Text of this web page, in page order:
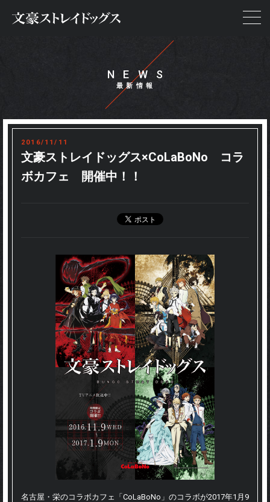
NEWS
STORY
ON AIR
STAFF&CAST
CHARACTER
GOODS
EVENT
NEWS
2016/11/11
文豪ストレイドッグス×CoLaBoNo コラ
ボカフェ 開催中！！
名古屋・栄のコラボカフェ「CoLaBoNo」のコラボが2017年1月9